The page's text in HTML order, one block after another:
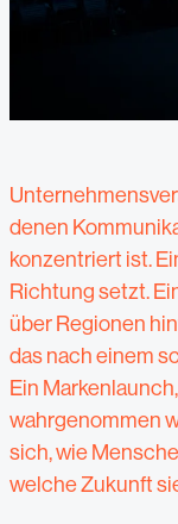
denen
konzentriert ist.
Richtung setzt.
über Regionen
das nach einem
Ein
wahrgenommen
sich, wie
welche Zukunft